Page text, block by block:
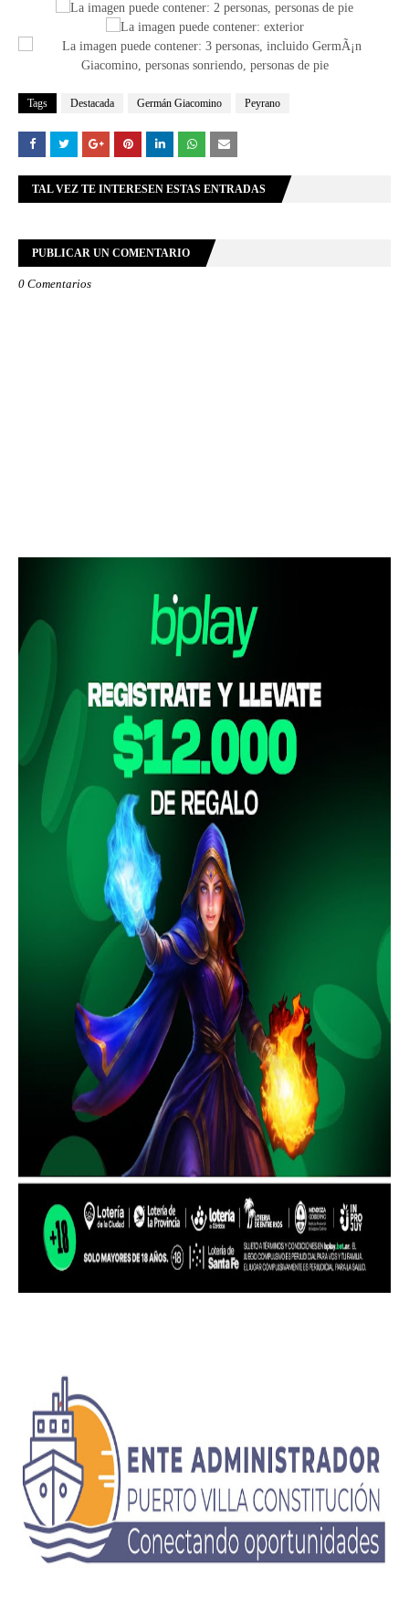
Tags Destacada Germán Giacomino Peyrano
TAL VEZ TE INTERESEN ESTAS ENTRADAS
PUBLICAR UN COMENTARIO
0 Comentarios